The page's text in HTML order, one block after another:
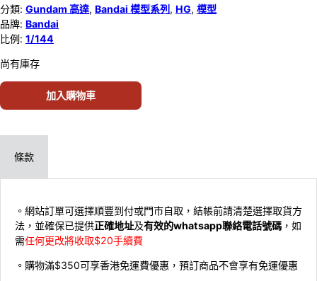
分類: Gundam 高達, Bandai 模型系列 , HG, 模型
品牌: Bandai
比例: 1/144
尚有庫存
加入購物車
條款
。網站訂單可選擇順豐到付或門市自取，結帳前請清楚選擇取貨方
法，並確保已提供正確地址及有效的whatsapp聯絡電話號碼 ，如
需任何更改將收取$20手續費
。購物滿$350可享香港免運費優惠，預訂商品不會享有免運優惠